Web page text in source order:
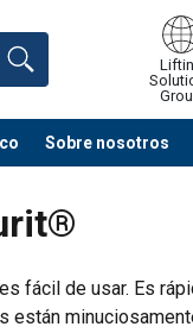
Sobre nosotros
fácil de usar. Es
están